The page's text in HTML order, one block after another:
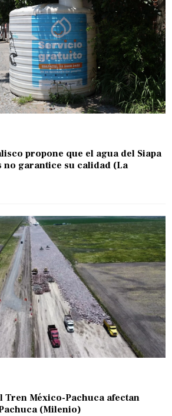
propone que el agua del Siapa
no garantice su calidad (La
Tren México-Pachuca afectan
(Milenio)